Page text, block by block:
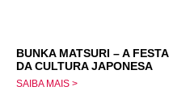
BUNKA MATSURI – A FESTA
DA CULTURA JAPONESA
SAIBA MAIS >